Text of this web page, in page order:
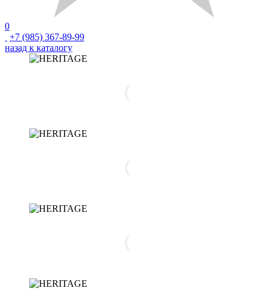
0
+7 (985) 367-89-99
назад к каталогу